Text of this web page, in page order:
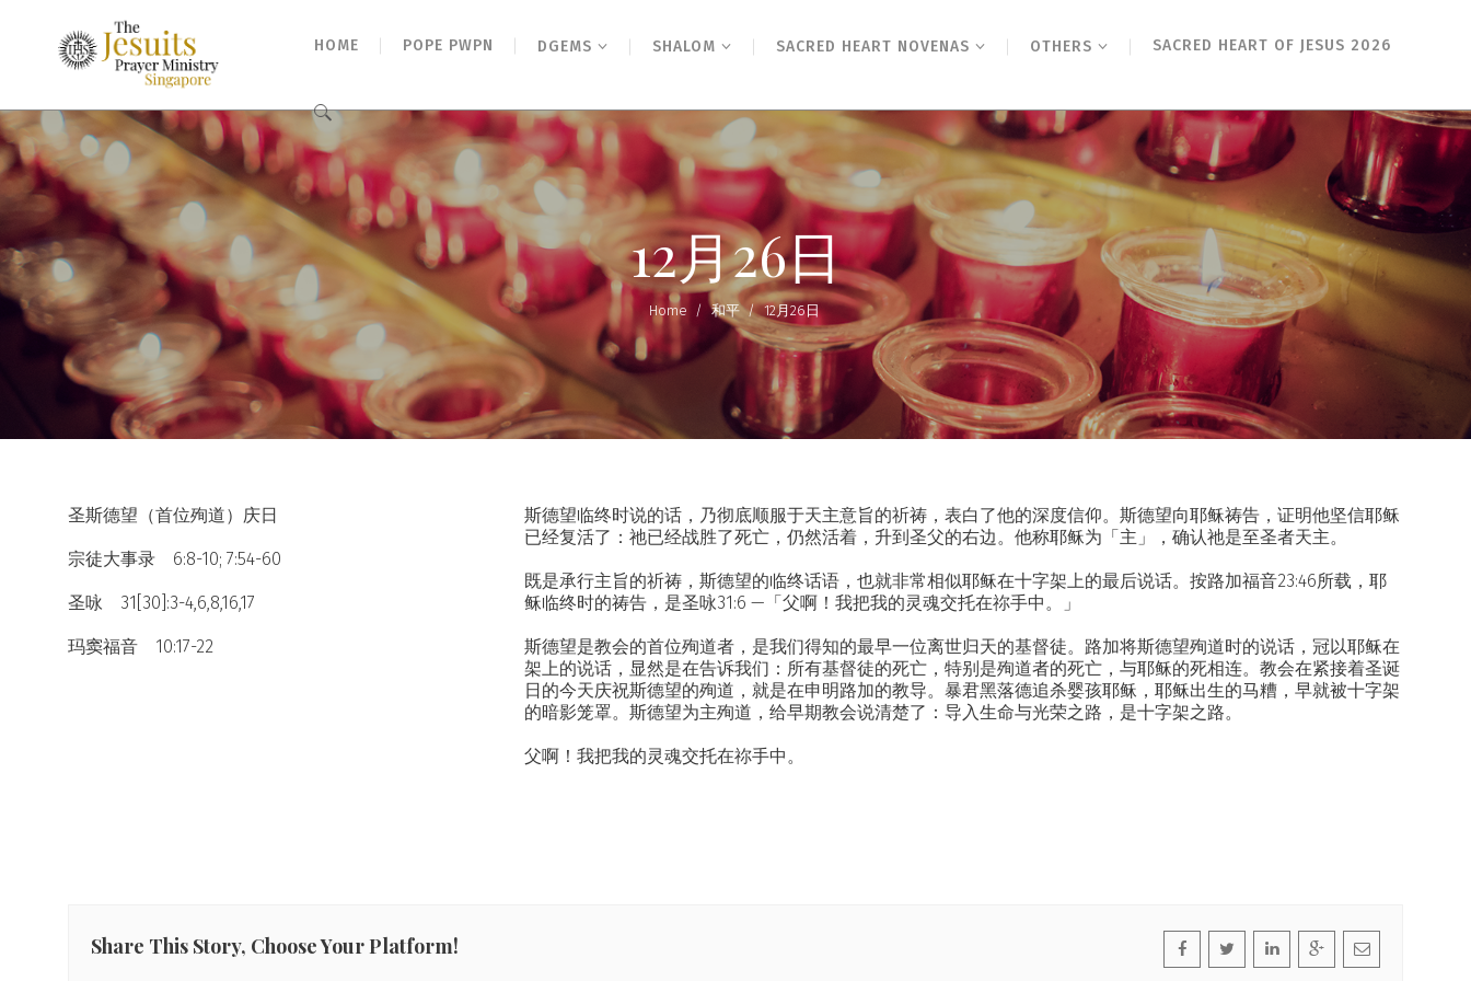
HOME POPE PWPN DGEMS SHALOM SACRED HEART NOVENAS OTHERS SACRED HEART OF JESUS 2026
Search
for:
12月26日
Home /和平 /12月26日
圣斯德望（首位殉道）庆日
宗徒大事录 6:8-10; 7:54-60
圣咏 31[30]:3-4,6,8,16,17
玛窦福音 10:17-22
斯德望临终时说的话，乃彻底顺服于天主意旨的祈祷，表白了他的深度信仰。斯德望向耶稣祷告，证明他坚信耶稣
已经复活了：祂已经战胜了死亡，仍然活着，升到圣父的右边。他称耶稣为「主」，确认祂是至圣者天主。
既是承行主旨的祈祷，斯德望的临终话语，也就非常相似耶稣在十字架上的最后说话。按路加福音23:46所载，耶
稣临终时的祷告，是圣咏31:6 —「父啊！我把我的灵魂交托在祢手中。」
斯德望是教会的首位殉道者，是我们得知的最早一位离世归天的基督徒。路加将斯德望殉道时的说话，冠以耶稣在
架上的说话，显然是在告诉我们：所有基督徒的死亡，特别是殉道者的死亡，与耶稣的死相连。教会在紧接着圣诞
日的今天庆祝斯德望的殉道，就是在申明路加的教导。暴君黑落德追杀婴孩耶稣，耶稣出生的马糟，早就被十字架
的暗影笼罩。斯德望为主殉道，给早期教会说清楚了：导入生命与光荣之路，是十字架之路。
父啊！我把我的灵魂交托在祢手中。
Share This Story, Choose Your Platform!